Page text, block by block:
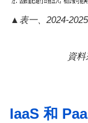
表一、2024-
資
IaaS 和